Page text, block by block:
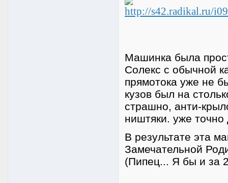
Машинка была
Солекс с обычной
прямотока уже не
кузов был на
страшно, анти-
ништяки. уже точно
В результате эта
Замечательной
(Пипец... Я бы и за